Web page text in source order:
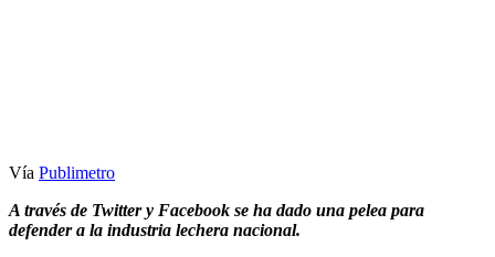
Vía Publimetro
A través de Twitter y Facebook se ha dado una pelea para
defender a la industria lechera nacional.